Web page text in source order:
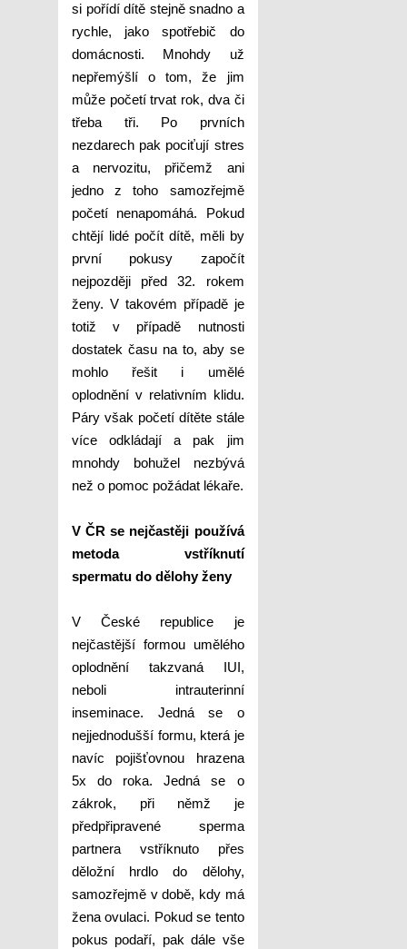
si pořídí dítě stejně snadno a
rychle, jako spotřebič do
domácnosti. Mnohdy už
nepřemýšlí o tom, že jim
může početí trvat rok, dva či
třeba tři. Po prvních
nezdarech pak pociťují stres
a nervozitu, přičemž ani
jedno z toho samozřejmě
početí nenapomáhá. Pokud
chtějí lidé počít dítě, měli by
první pokusy započít
nejpozději před 32. rokem
ženy. V takovém případě je
totiž v případě nutnosti
dostatek času na to, aby se
mohlo řešit i umělé
oplodnění v relativním klidu.
Páry však početí dítěte stále
více odkládají a pak jim
mnohdy bohužel nezbývá
než o pomoc požádat lékaře.
V ČR se nejčastěji používá
metoda vstříknutí
spermatu do dělohy ženy
V České republice je
nejčastější formou umělého
oplodnění takzvaná IUI,
neboli intrauterinní
inseminace. Jedná se o
nejjednodušší formu, která je
navíc pojišťovnou hrazena
5x do roka. Jedná se o
zákrok, při němž je
předpřipravené sperma
partnera vstříknuto přes
děložní hrdlo do dělohy,
samozřejmě v době, kdy má
žena ovulaci. Pokud se tento
pokus podaří, pak dále vše